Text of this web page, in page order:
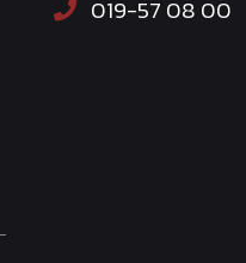
019-57 08 00